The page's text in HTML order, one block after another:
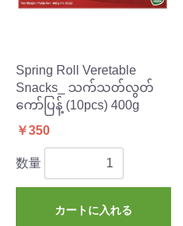
Spring Roll Veretable
Snacks_ သက်သတ်လွတ်
ကော်ပြန့် (10pcs) 400g
￥350
数量
カートに入れる